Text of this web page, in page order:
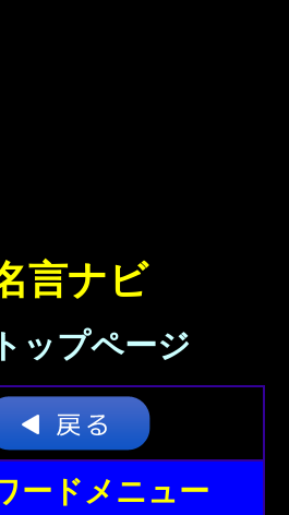
言ナビ
ップページ
ードメニュー